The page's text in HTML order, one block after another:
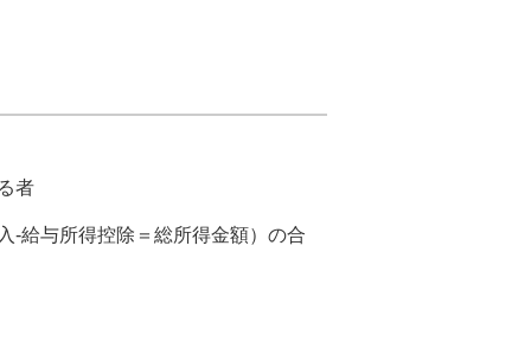
者
-給与所得控除＝総所得金額）の合